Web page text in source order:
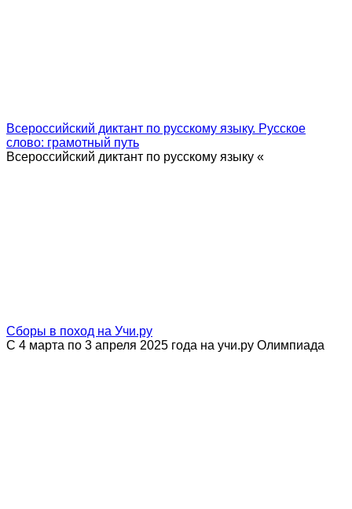
Всероссийский диктант по русскому языку. Русское
слово: грамотный путь
Всероссийский диктант по русскому языку «
Сборы в поход на Учи.ру
С 4 марта по 3 апреля 2025 года на учи.ру Олимпиада